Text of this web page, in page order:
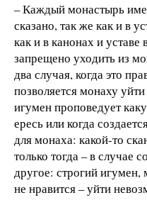
– Каждый монастырь
сказано, так же как и в
как и в канонах и
запрещено уходить из
два случая, когда это
позволяется монаху
игумен проповедует
ересь или когда
для монаха: какой-то
только тогда – в случае
другое: строгий игумен,
не нравится – уйти